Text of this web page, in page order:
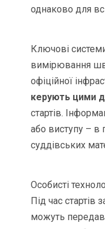
однаково для
Ключові
вимірювання
офіційної
керують цими
стартів.
або виступу – в
суддівських
Особисті
Під час стартів
можуть